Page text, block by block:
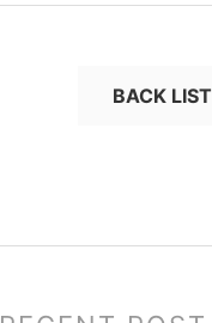
BACK LIST